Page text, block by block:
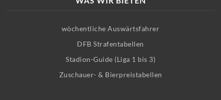
wöchentliche Auswärtsfahrer
DFB Strafentabellen
Stadion-Guide (Liga 1 bis 3)
Zuschauer- & Bierpreistabellen